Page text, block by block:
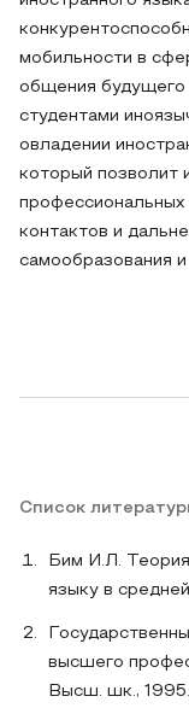
мобильности в
общения будущего
студентами
овладении
который позволит
профессиональных
контактов и
самообразования
Список
Бим И.Л.
языку в
высшего
Высш. шк.,